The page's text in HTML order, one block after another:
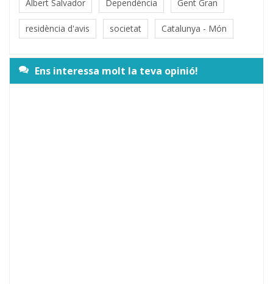
Albert Salvador Dependència Gent Gran
residència d'avis societat Catalunya - Món
Ens interessa molt la teva opinió!